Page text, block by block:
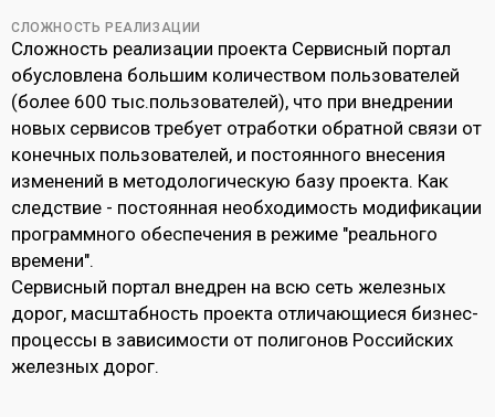
СЛОЖНОСТЬ РЕАЛИЗАЦИИ
Сложность реализации проекта Сервисный портал
обусловлена большим количеством пользователей
(более 600 тыс.пользователей), что при внедрении
новых сервисов требует отработки обратной связи от
конечных пользователей, и постоянного внесения
изменений в методологическую базу проекта. Как
следствие - постоянная необходимость модификации
программного обеспечения в режиме "реального
времени".
Сервисный портал внедрен на всю сеть железных
дорог, масштабность проекта отличающиеся бизнес-
процессы в зависимости от полигонов Российских
железных дорог.